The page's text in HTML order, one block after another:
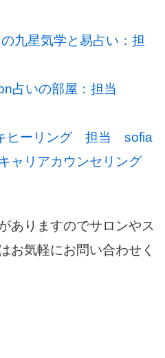
九星気学と易占い：担
占いの部屋：担当
ヒーリング 担当 sofia
ャリアカウンセリング
ありますのでサロンやス
お気軽にお問い合わせく